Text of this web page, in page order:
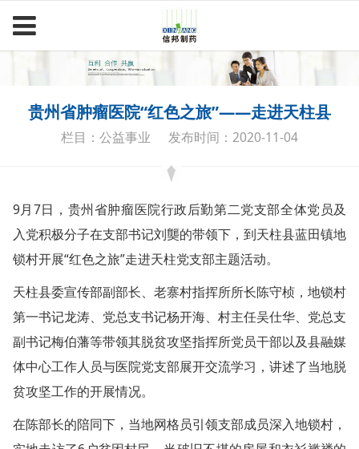
贵州省肿瘤医院“红色之旅”——走进天柱县
栏目：公益事业 发布时间：2020-11-04
9月7日，贵州省肿瘤医院行政后勤第二党支部全体党员及
入党积极分子在支部书记刘龑的带领下，到天柱县蓝田镇地
锁村开展“红色之旅”走进天柱党支部主题活动。
天柱县委宣传部副部长、老寨村指挥所所长陈守桢，地锁村
第一书记龙涛、党总支书记杨开海、村主任吴仕华、党总支
副书记梅伯藩等带领其脱贫攻坚指挥所党员干部以及县融媒
体中心工作人员与医院党支部展开交流学习，讲述了当地脱
贫攻坚工作的开展情况。
在陈部长的陪同下，当地网格员引领支部成员深入地锁村，